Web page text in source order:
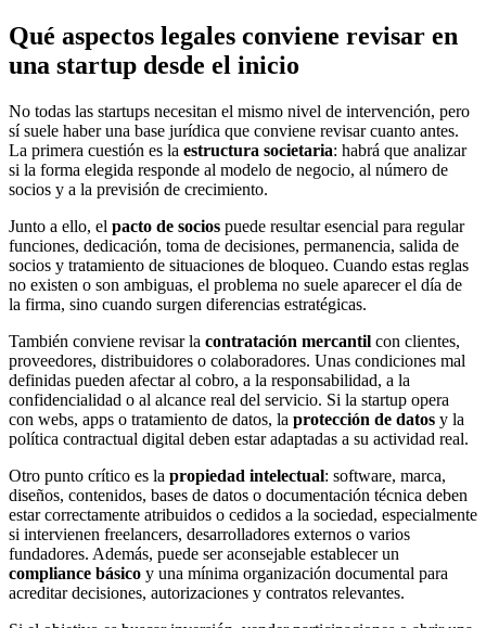
Qué aspectos legales conviene revisar en
una startup desde el inicio
No todas las startups necesitan el mismo nivel de intervención, pero
sí suele haber una base jurídica que conviene revisar cuanto antes.
La primera cuestión es la estructura societaria: habrá que analizar
si la forma elegida responde al modelo de negocio, al número de
socios y a la previsión de crecimiento.
Junto a ello, el pacto de socios puede resultar esencial para regular
funciones, dedicación, toma de decisiones, permanencia, salida de
socios y tratamiento de situaciones de bloqueo. Cuando estas reglas
no existen o son ambiguas, el problema no suele aparecer el día de
la firma, sino cuando surgen diferencias estratégicas.
También conviene revisar la contratación mercantil con clientes,
proveedores, distribuidores o colaboradores. Unas condiciones mal
definidas pueden afectar al cobro, a la responsabilidad, a la
confidencialidad o al alcance real del servicio. Si la startup opera
con webs, apps o tratamiento de datos, la protección de datos y la
política contractual digital deben estar adaptadas a su actividad real.
Otro punto crítico es la propiedad intelectual: software, marca,
diseños, contenidos, bases de datos o documentación técnica deben
estar correctamente atribuidos o cedidos a la sociedad, especialmente
si intervienen freelancers, desarrolladores externos o varios
fundadores. Además, puede ser aconsejable establecer un
compliance básico y una mínima organización documental para
acreditar decisiones, autorizaciones y contratos relevantes.